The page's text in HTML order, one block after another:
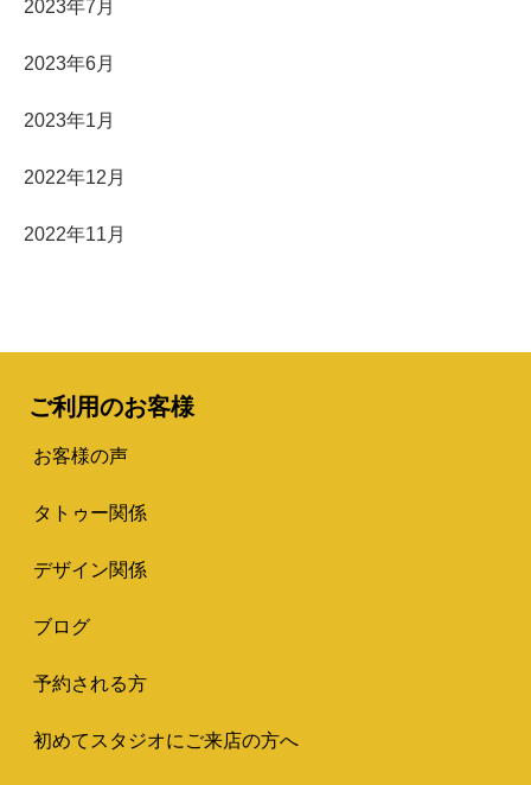
2023年7月
2023年6月
2023年1月
2022年12月
2022年11月
ご利用のお客様
お客様の声
タトゥー関係
デザイン関係
ブログ
予約される方
初めてスタジオにご来店の方へ